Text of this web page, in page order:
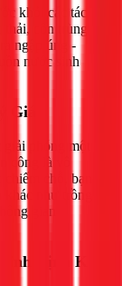
khỏi các tác
thải, côn trùng
ngập úng -
nước sinh
Giá
phóng một
công là vô
chỗ, bạn
như trồng
gian
Định Kỳ